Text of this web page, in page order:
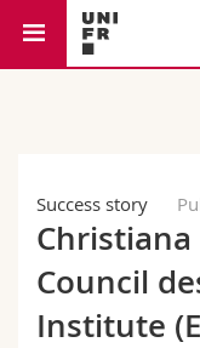
Campus
Forschung
Theologische
Informationen für
Ressourcen
Success story
Council
Institute